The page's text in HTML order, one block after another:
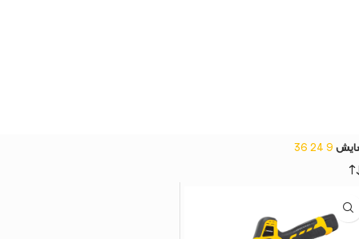
9
24
36